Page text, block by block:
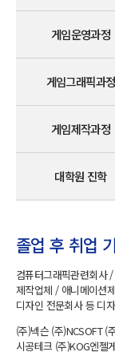
게임운영과정
게임그래픽과정
게임제작과정
대학원 진학
졸업 후 취업
컴퓨터그래픽관련회사
제작업체 / 애니메이션
디자인 전문회사 등 디
(주)넥슨 (주)NCSOFT (
시공테크 (주)KOG엔젤